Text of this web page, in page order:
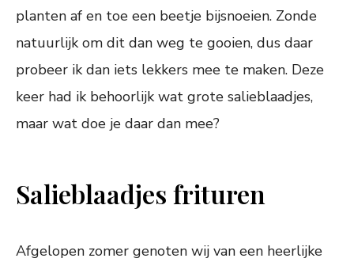
planten af en toe een beetje bijsnoeien. Zonde
natuurlijk om dit dan weg te gooien, dus daar
probeer ik dan iets lekkers mee te maken. Deze
keer had ik behoorlijk wat grote salieblaadjes,
maar wat doe je daar dan mee?
Salieblaadjes frituren
Afgelopen zomer genoten wij van een heerlijke